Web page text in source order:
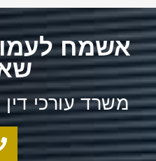
אשמח
משרד עורכי